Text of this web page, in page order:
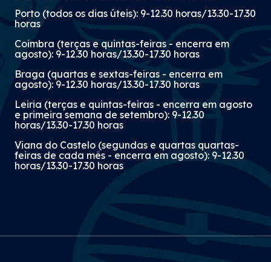
Porto (todos os dias úteis): 9-12.30 horas/13.30-17.30
horas
Coimbra (terças e quintas-feiras - encerra em
agosto): 9-12.30 horas/13.30-17.30 horas
Braga (quartas e sextas-feiras - encerra em
agosto): 9-12.30 horas/13.30-17.30 horas
Leiria (terças e quintas-feiras - encerra em agosto
e primeira semana de setembro): 9-12.30
horas/13.30-17.30 horas
Viana do Castelo (segundas e quartas quartas-
feiras de cada mês - encerra em agosto): 9-12.30
horas/13.30-17.30 horas